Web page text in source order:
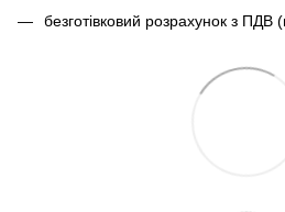
безготівковий розрахунок з ПДВ